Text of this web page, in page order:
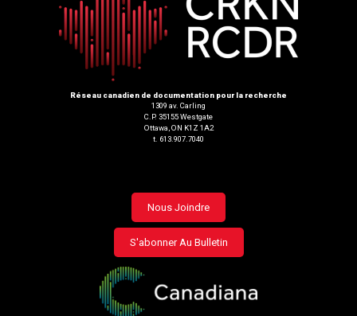
Réseau canadien de documentation pour la recherche
1309 av. Carling
C.P. 35155 Westgate
Ottawa, ON K1Z 1A2
t. 613.907.7040
Footer
menu
Nous Joindre
S'abonner Au Bulletin